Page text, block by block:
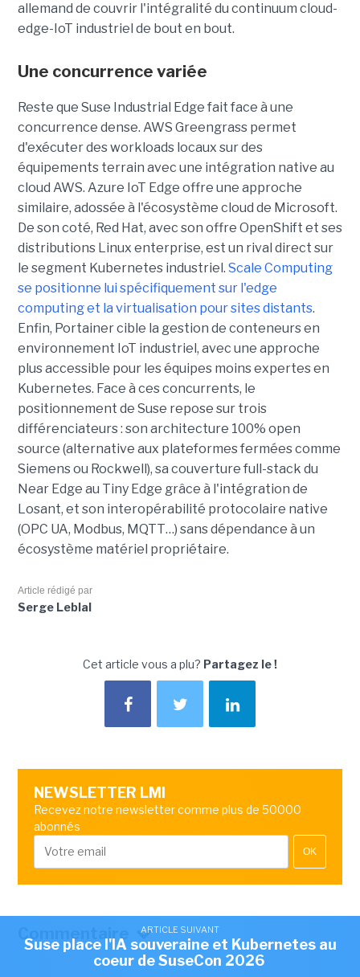
allemand de couvrir l'intégralité du continuum cloud-
edge-IoT industriel de bout en bout.
Une concurrence variée
Reste que Suse Industrial Edge fait face à une
concurrence dense. AWS Greengrass permet
d'exécuter des workloads locaux sur des
équipements terrain avec une intégration native au
cloud AWS. Azure IoT Edge offre une approche
similaire, adossée à l'écosystème cloud de Microsoft.
De son coté, Red Hat, avec son offre OpenShift et ses
distributions Linux enterprise, est un rival direct sur
le segment Kubernetes industriel. Scale Computing
se positionne lui spécifiquement sur l'edge
computing et la virtualisation pour sites distants.
Enfin, Portainer cible la gestion de conteneurs en
environnement IoT industriel, avec une approche
plus accessible pour les équipes moins expertes en
Kubernetes. Face à ces concurrents, le
positionnement de Suse repose sur trois
différenciateurs : son architecture 100% open
source (alternative aux plateformes fermées comme
Siemens ou Rockwell), sa couverture full-stack du
Near Edge au Tiny Edge grâce à l'intégration de
Losant, et son interopérabilité protocolaire native
(OPC UA, Modbus, MQTT…) sans dépendance à un
écosystème matériel propriétaire.
Article rédigé par
Serge Leblal
Cet article vous a plu? Partagez le !
NEWSLETTER LMI
Recevez notre newsletter comme plus de 50000
abonnés
OK
Commentaire ARTICLE SUIVANT
Suse place l'IA souveraine et Kubernetes au
coeur de SuseCon 2026